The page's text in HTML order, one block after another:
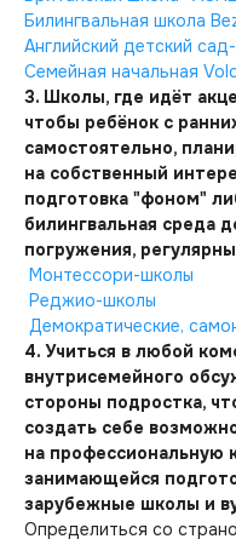
Билингвальная школа
Английский детский
Семейная начальная
3. Школы, где идёт
чтобы ребёнок с
самостоятельно,
на собственный
подготовка "фоном"
билингвальная среда
погружения,
Монтессори-школы
Реджио-школы
Демократические,
4. Учиться в любой
внутрисемейного
стороны подростка,
создать себе
на профессиональную
занимающейся
зарубежные школы и
Определиться со